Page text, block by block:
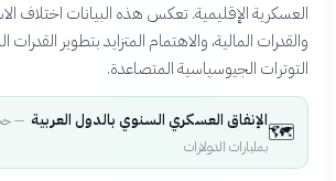
العسكرية الإقليمية. تعكس هذه البيانات اختلاف
والقدرات المالية، والاهتمام المتزايد بتطوير
التوترات الجيوسياسية المتصاعدة.
🗺️الإنفاق العسكري السنوي بالدول العربية —
بمليارات الدولارات